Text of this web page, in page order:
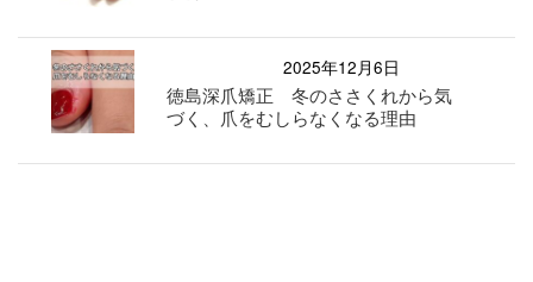
2025年12月6日
徳島深爪矯正 冬のささくれから気
づく、爪をむしらなくなる理由